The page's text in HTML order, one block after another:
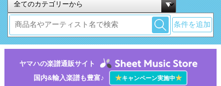
条件を追加
ヤマハの楽譜通販サイト
国内&輸入楽譜も豊富♪
★キャンペーン実施中★